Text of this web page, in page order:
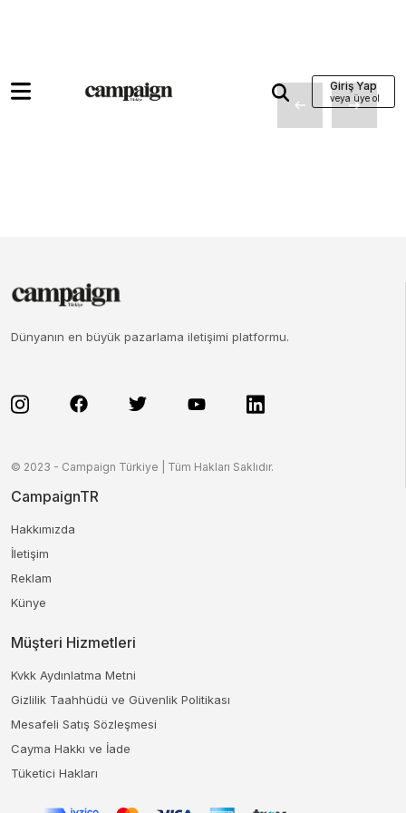
Giriş Yap
Dünyanın en büyük pazarlama iletişimi platformu.
© 2023 - Campaign Türkiye | Tüm Hakları Saklıdır.
CampaignTR
Hakkımızda
İletişim
Reklam
Künye
Müşteri Hizmetleri
Kvkk Aydınlatma Metni
Gizlilik Taahhüdü ve Güvenlik Politikası
Mesafeli Satış Sözleşmesi
Cayma Hakkı ve İade
Tüketici Hakları